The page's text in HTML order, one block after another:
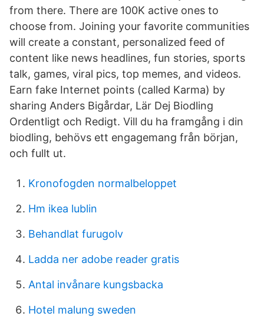
from there. There are 100K active ones to
choose from. Joining your favorite communities
will create a constant, personalized feed of
content like news headlines, fun stories, sports
talk, games, viral pics, top memes, and videos.
Earn fake Internet points (called Karma) by
sharing Anders Bigårdar, Lär Dej Biodling
Ordentligt och Redigt. Vill du ha framgång i din
biodling, behövs ett engagemang från början,
och fullt ut.
Kronofogden normalbeloppet
Hm ikea lublin
Behandlat furugolv
Ladda ner adobe reader gratis
Antal invånare kungsbacka
Hotel malung sweden